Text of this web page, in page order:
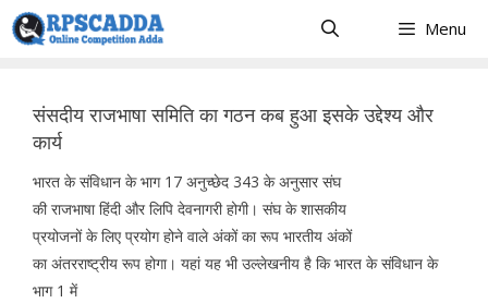
Skip
to
Menu
संसदीय राजभाषा समिति का गठन कब हुआ इसके उद्देश्य और
कार्य
भारत के संविधान के भाग 17 अनुच्छेद 343 के अनुसार संघ
की राजभाषा हिंदी और लिपि देवनागरी होगी। संघ के शासकीय
प्रयोजनों के लिए प्रयोग होने वाले अंकों का रूप भारतीय अंकों
का अंतरराष्ट्रीय रूप होगा। यहां यह भी उल्लेखनीय है कि भारत के संविधान के
भाग 1 में